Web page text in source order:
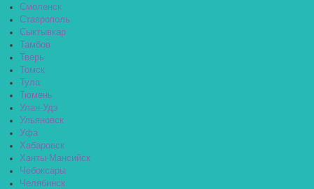
Смоленск
Ставрополь
Сыктывкар
Тамбов
Тверь
Томск
Тула
Тюмень
Улан-Удэ
Ульяновск
Уфа
Хабаровск
Ханты-Мансийск
Чебоксары
Челябинск